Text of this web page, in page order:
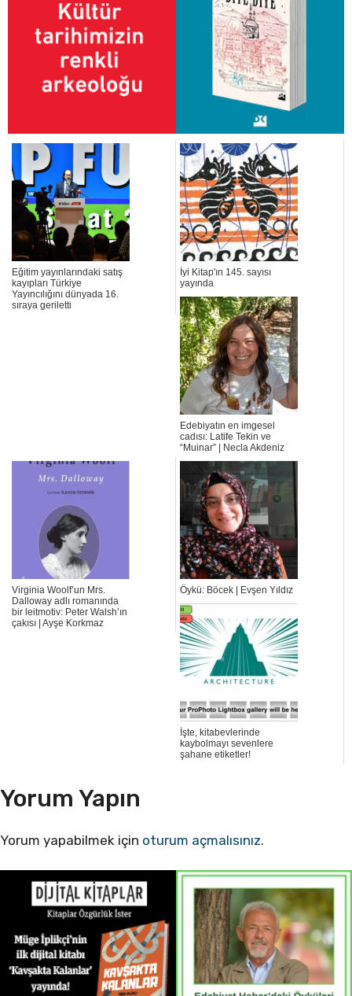
Eğitim yayınlarındaki satış
kayıpları Türkiye
Yayıncılığını dünyada 16.
sıraya geriletti
İyi Kitap'ın 145. sayısı
yayında
Edebiyatın en imgesel
cadısı: Latife Tekin ve
“Muinar” | Necla Akdeniz
Virginia Woolf’un Mrs.
Dalloway adlı romanında
bir leitmotiv: Peter Walsh’ın
çakısı | Ayşe Korkmaz
Öykü: Böcek | Evşen Yıldız
İşte, kitabevlerinde
kaybolmayı sevenlere
şahane etiketler!
Yorum Yapın
Yorum yapabilmek için oturum açmalısınız.